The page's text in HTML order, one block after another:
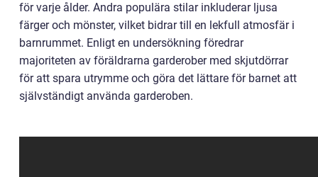
för varje ålder. Andra populära stilar inkluderar ljusa
färger och mönster, vilket bidrar till en lekfull atmosfär i
barnrummet. Enligt en undersökning föredrar
majoriteten av föräldrarna garderober med skjutdörrar
för att spara utrymme och göra det lättare för barnet att
självständigt använda garderoben.